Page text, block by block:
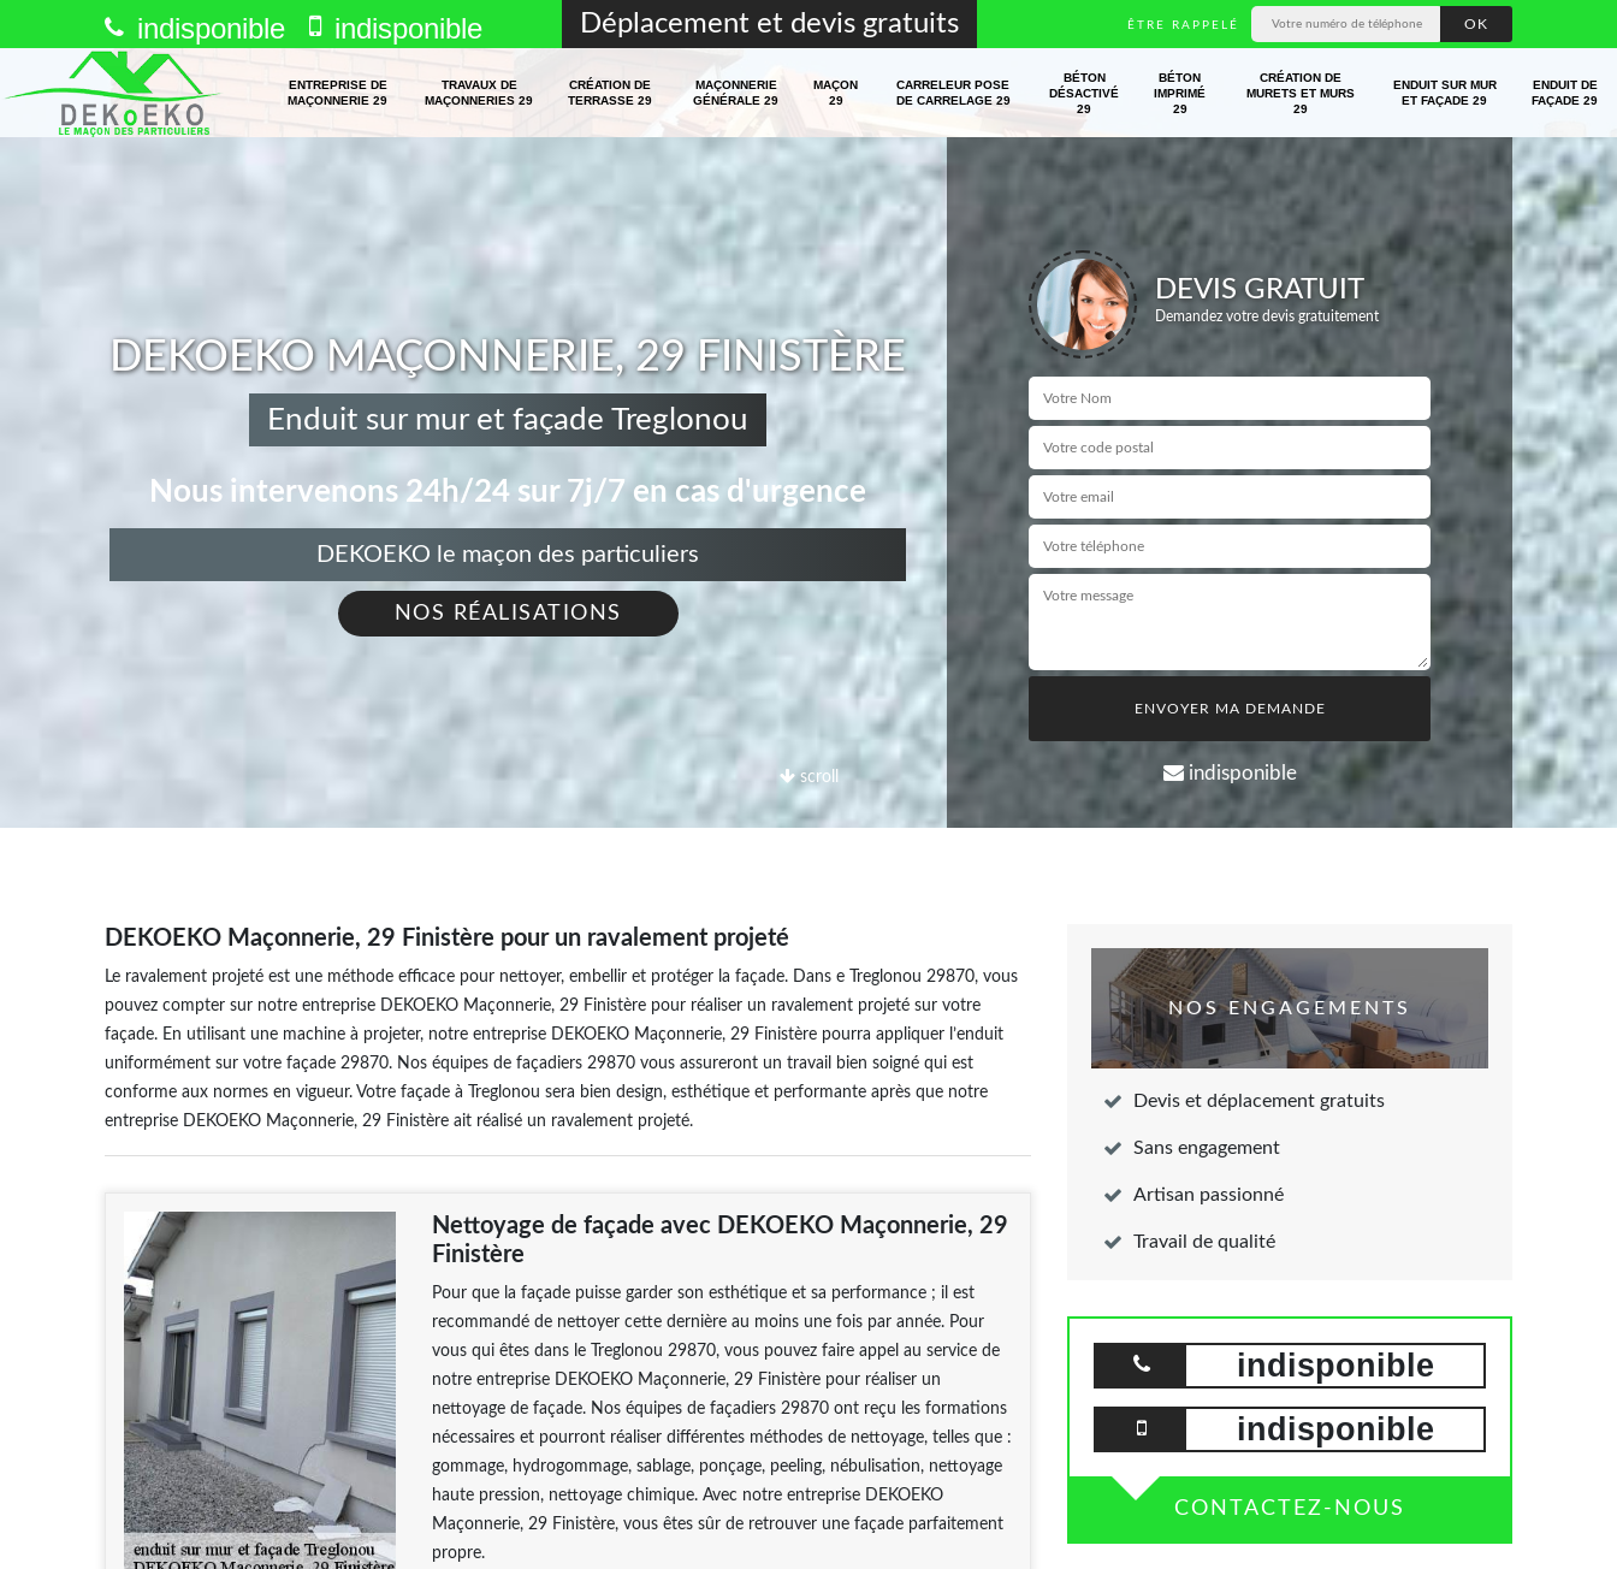
indisponible indisponible Déplacement et devis gratuits ÊTRE RAPPELÉ
ENTREPRISE DE
MAÇONNERIE 29
TRAVAUX DE
MAÇONNERIES 29
CRÉATION DE
TERRASSE 29
MAÇONNERIE
GÉNÉRALE 29
MAÇON
29
CARRELEUR POSE
DE CARRELAGE 29
BÉTON
DÉSACTIVÉ
29
BÉTON
IMPRIMÉ
29
CRÉATION DE
MURETS ET MURS
29
ENDUIT SUR MUR
ET FAÇADE 29
ENDUIT DE
FAÇADE 29
scroll
DEKOEKO MAÇONNERIE, 29 FINISTÈRE
Enduit sur mur et façade Treglonou
Nous intervenons 24h/24 sur 7j/7 en cas d'urgence
DEKOEKO le maçon des particuliers
NOS RÉALISATIONS
DEVIS GRATUIT
Demandez votre devis gratuitement
indisponible
DEKOEKO Maçonnerie, 29 Finistère pour un ravalement projeté
Le ravalement projeté est une méthode efficace pour nettoyer, embellir et protéger la façade. Dans e Treglonou 29870, vous
pouvez compter sur notre entreprise DEKOEKO Maçonnerie, 29 Finistère pour réaliser un ravalement projeté sur votre
façade. En utilisant une machine à projeter, notre entreprise DEKOEKO Maçonnerie, 29 Finistère pourra appliquer l’enduit
uniformément sur votre façade 29870. Nos équipes de façadiers 29870 vous assureront un travail bien soigné qui est
conforme aux normes en vigueur. Votre façade à Treglonou sera bien design, esthétique et performante après que notre
entreprise DEKOEKO Maçonnerie, 29 Finistère ait réalisé un ravalement projeté.
Nettoyage de façade avec DEKOEKO Maçonnerie, 29
Finistère
Pour que la façade puisse garder son esthétique et sa performance ; il est
recommandé de nettoyer cette dernière au moins une fois par année. Pour
vous qui êtes dans le Treglonou 29870, vous pouvez faire appel au service de
notre entreprise DEKOEKO Maçonnerie, 29 Finistère pour réaliser un
nettoyage de façade. Nos équipes de façadiers 29870 ont reçu les formations
nécessaires et pourront réaliser différentes méthodes de nettoyage, telles que :
gommage, hydrogommage, sablage, ponçage, peeling, nébulisation, nettoyage
haute pression, nettoyage chimique. Avec notre entreprise DEKOEKO
Maçonnerie, 29 Finistère, vous êtes sûr de retrouver une façade parfaitement
propre.
NOS ENGAGEMENTS
Devis et déplacement gratuits
Sans engagement
Artisan passionné
Travail de qualité
indisponible
indisponible
CONTACTEZ-NOUS